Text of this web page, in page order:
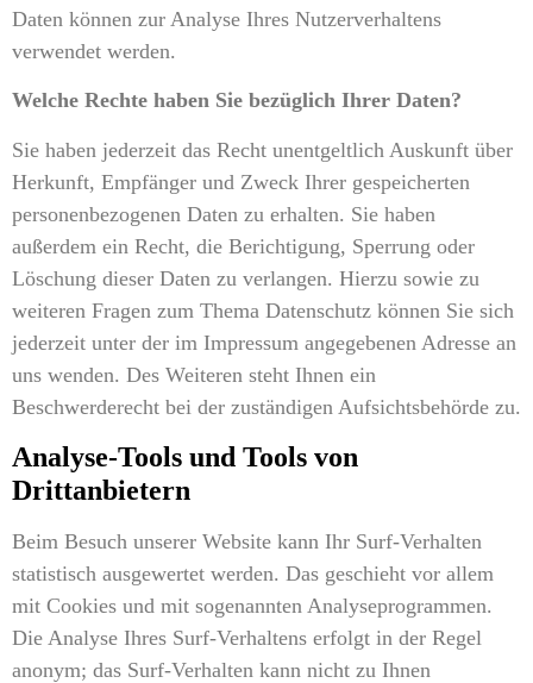
Daten können zur Analyse Ihres Nutzerverhaltens
verwendet werden.
Welche Rechte haben Sie bezüglich Ihrer Daten?
Sie haben jederzeit das Recht unentgeltlich Auskunft über
Herkunft, Empfänger und Zweck Ihrer gespeicherten
personenbezogenen Daten zu erhalten. Sie haben
außerdem ein Recht, die Berichtigung, Sperrung oder
Löschung dieser Daten zu verlangen. Hierzu sowie zu
weiteren Fragen zum Thema Datenschutz können Sie sich
jederzeit unter der im Impressum angegebenen Adresse an
uns wenden. Des Weiteren steht Ihnen ein
Beschwerderecht bei der zuständigen Aufsichtsbehörde zu.
Analyse-Tools und Tools von
Drittanbietern
Beim Besuch unserer Website kann Ihr Surf-Verhalten
statistisch ausgewertet werden. Das geschieht vor allem
mit Cookies und mit sogenannten Analyseprogrammen.
Die Analyse Ihres Surf-Verhaltens erfolgt in der Regel
anonym; das Surf-Verhalten kann nicht zu Ihnen